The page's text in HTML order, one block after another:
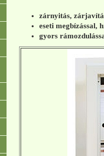
zárnyitás,
eseti megbízással,
gyors